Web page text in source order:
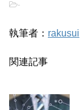
-
執筆者： rakusui
関連記事